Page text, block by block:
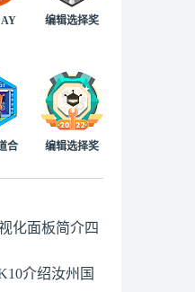
编辑选择奖
合 编辑选择奖
化面板简介四
介绍汝州国